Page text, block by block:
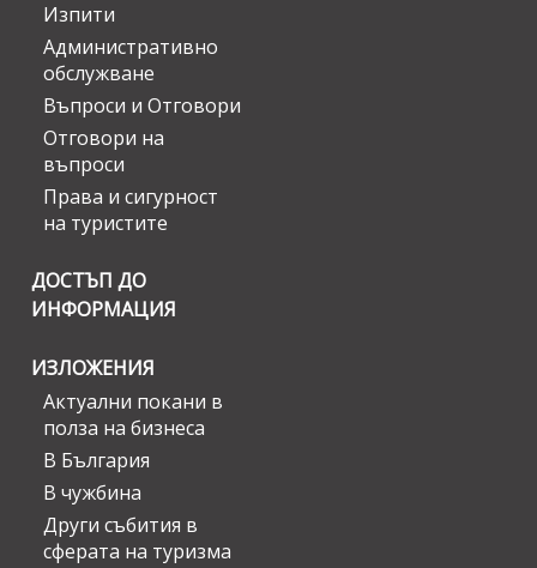
Изпити
Административно
обслужване
Въпроси и Отговори
Отговори на
въпроси
Права и сигурност
на туристите
ДОСТЪП ДО
ИНФОРМАЦИЯ
ИЗЛОЖЕНИЯ
Актуални покани в
полза на бизнеса
В България
В чужбина
Други събития в
сферата на туризма